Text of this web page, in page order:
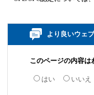
より良いウェ
このページの内容は
はい いいえ